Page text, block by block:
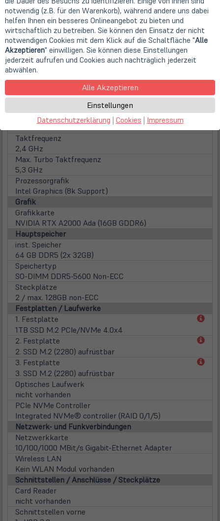
Gerätetyp
Workstation
Bauform
Mini Tower
Prozessor
Prozessor
Intel Core Ultra 7 265 (8x 2,4 GHz P-Core + 12x 1,8 GHz
E-Core / 30MB Smart Cache / 65 Watt)
Familie
Taktfrequenz
2,4 GHz
Max. Turbo Taktfrequenz
5,3 GHz
Prozessorgrafik
Intel Graphics (8k Support)
Grafik
Grafikkarte
NVIDIA RTX A2000 Ada (16GB GDDR6)
Hauptspeicher
inst. Speicher
64 GB DDR5 (2x 32GB)
Speichertyp
SO-DIMM DDR5-5600 Non-ECC
Steckplätze
2 / max. 128GB non-ECC
Festplatten / Laufwerke
1. Festplatte
1TB SSD M.2 PCIe/NVMe 4.0x4
2. Festplatte
2. SSD M.2 (2280) aufrüstbar
3. Festplatte
3. SSD M.2 (2280) aufrüstbar
Optisches Laufwerk
nicht vorhanden
PCIe NVMe Controller
Integrated NVMe® controller (RAID 0/1/5)
Netzwerk- und Funkverbindungen
Netzwerkkarte
10/100/1000 MBit/s Gigabit-Ethernet Adapter
Wireless LAN
Kein WLAN Modul vorhanden
Schnittstellen / Anschlüsse / Steckplätze
Card Reader
nicht vorhanden
Schnittstellen vorne
notwendig (z.B. für den Warenkorb), während andere uns dabei
helfen Ihnen ein besseres Onlineangebot zu bieten und
wirtschaftlich zu betreiben. Sie können den Einsatz der nicht
notwendigen Cookies mit dem Klick auf die Schaltfläche "Alle
Akzeptieren" einwilligen. Sie können diese Einstellungen
jederzeit aufrufen und Cookies auch nachträglich jederzeit
abwählen.
Alle Akzeptieren
Einstellungen
Datenschutzerklärung | Cookies | Impressum